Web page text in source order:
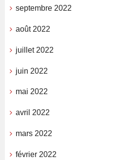
septembre 2022
août 2022
juillet 2022
juin 2022
mai 2022
avril 2022
mars 2022
février 2022